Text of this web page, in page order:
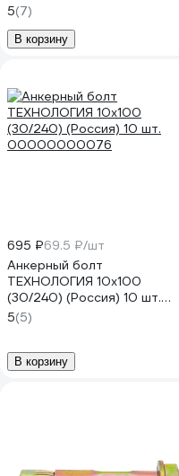
5(7)
В корзину
695 ₽69.5 ₽/шт
Анкерный болт
ТЕХНОЛОГИЯ 10x100
(30/240) (Россия) 10 шт.
00000000076
5(5)
В корзину